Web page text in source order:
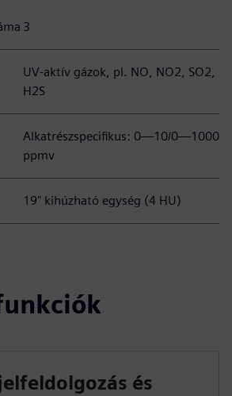
3
UV-aktív gázok, pl. NO, NO2, SO2,
H2S
Alkatrészspecifikus: 0—10/0—1000
ppmv
19" kihúzható egység (4 HU)
és